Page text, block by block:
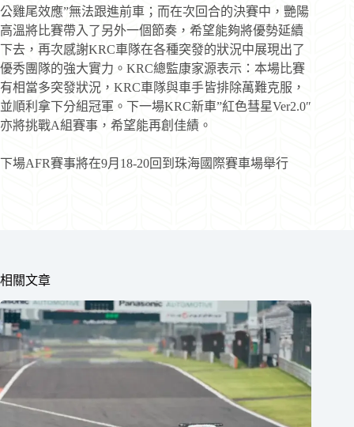
公雞尾效應”無法跟進前車；而在次回合的決賽中，艷陽
高溫將比賽帶入了另外一個節奏，希望能夠將優勢延續
下去，再次感謝KRC車隊在各種突發的狀況中展現出了
優秀團隊的強大實力。KRC總監康家源表示：本場比賽
有相當多突發狀況，KRC車隊與車手皆排除萬難克服，
並順利拿下分組冠軍。下一場KRC新車”紅色彗星Ver2.0″
亦將挑戰A組賽事，希望能再創佳績。
下場AFR賽事將在9月18-20回到珠海國際賽車場舉行
相關文章